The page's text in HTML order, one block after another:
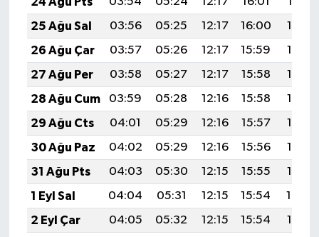
25 Ağu Sal
03:56 05:25 12:17 16:00
18:59
26 Ağu Çar
03:57 05:26 12:17 15:59
18:58
27 Ağu Per
03:58 05:27 12:17 15:58
18:56
28 Ağu Cum
03:59 05:28 12:16 15:58
18:55
29 Ağu Cts
04:01 05:29 12:16 15:57
18:53
30 Ağu Paz
04:02 05:29 12:16 15:56
18:52
31 Ağu Pts
04:03 05:30 12:15 15:55
18:50
1 Eyl Sal
04:04 05:31 12:15 15:54
18:49
2 Eyl Çar
04:05 05:32 12:15 15:54
18:47